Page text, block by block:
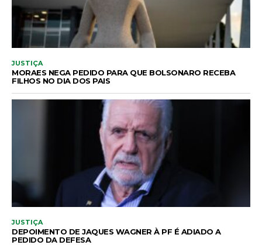
JUSTIÇA
MORAES NEGA PEDIDO PARA QUE BOLSONARO RECEBA
FILHOS NO DIA DOS PAIS
JUSTIÇA
DEPOIMENTO DE JAQUES WAGNER À PF É ADIADO A
PEDIDO DA DEFESA